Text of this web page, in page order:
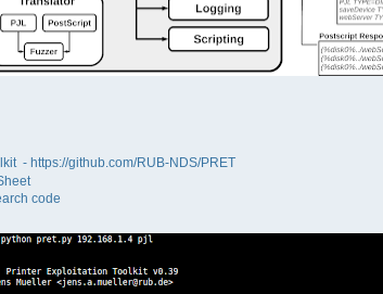
- https://github.com/RUB-NDS/PRET
code